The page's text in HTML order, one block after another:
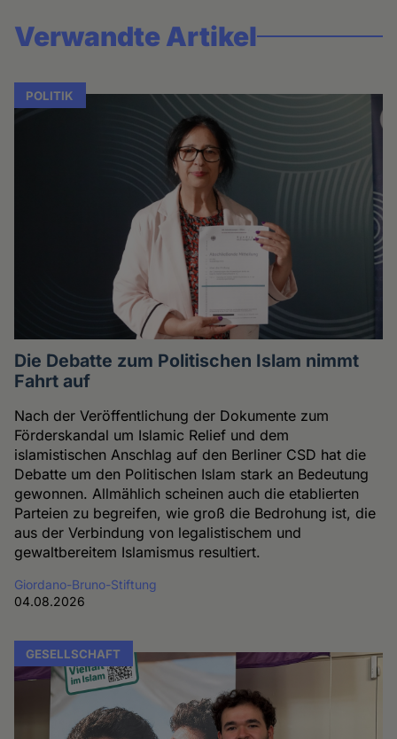
Verwandte Artikel
POLITIK
Die Debatte zum Politischen Islam nimmt
Fahrt auf
Nach der Veröffentlichung der Dokumente zum
Förderskandal um Islamic Relief und dem
islamistischen Anschlag auf den Berliner CSD hat die
Debatte um den Politischen Islam stark an Bedeutung
gewonnen. Allmählich scheinen auch die etablierten
Parteien zu begreifen, wie groß die Bedrohung ist, die
aus der Verbindung von legalistischem und
gewaltbereitem Islamismus resultiert.
Giordano-Bruno-Stiftung
04.08.2026
GESELLSCHAFT